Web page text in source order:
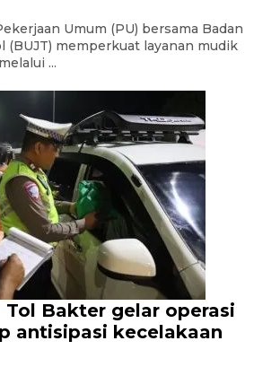
Umum (PU) bersama Badan
(BUJT) memperkuat layanan mudik
...
Tol Bakter gelar operasi
antisipasi kecelakaan